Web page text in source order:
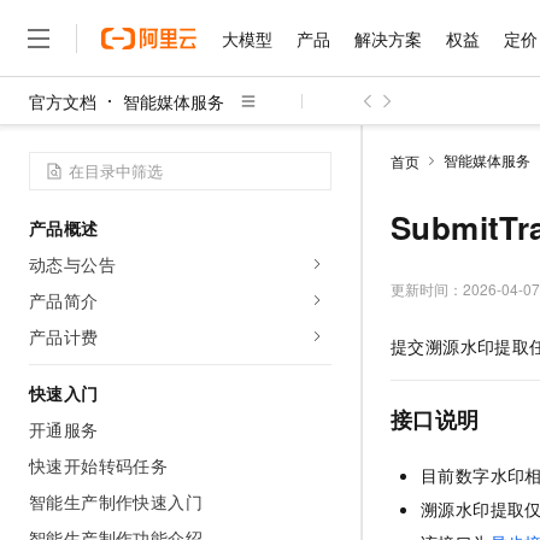
大模型 产品 解决方案 权益 定价
官方文档 智能媒体服务
产品概述
动态与公告
产品简介
产品计费
快速入门
开通服务
快速开始转码任务
智能生产制作快速入门
首页 智能媒体服务
更新时间： 2026-04-
提交溯源水印提取
接口说明
目前数字水印
溯源水印提取
大模型
千问AI平台
能看、能想、能动手的多
Qwen3-VL-Plus
产品
精选产品
容器
存储
网络与CDN
精选产品
多元化、高性能、安全可
无影云电脑
随时随地安全接入的云上
云解析DNS
云原生大数据计算服务
面向分析的企业级SaaS
解决方案
精选解决方案
大数据
现代化应用
安全
精选解决方案
Hermes Agent，打造自
自主进化，持久记忆，越
快速拥有专属 OpenClaw
权益 普惠上云
推荐新用户得奖励，单订
云工开物
高校专属算力普惠，学生
免费试用
解决方案免费试用 新老
最高领取价值200元试用
定价 产品定价
了解云产品的定价详情
云上成本管理
管理和优化成本
云市场 精选商城
多端小程序
观测云
Tuya 物联网平台阿里云
电子合同
伙伴 成为销售伙伴
咨询伙伴
销售伙伴合作计划
无影生态合作计划
Consulting Partner 合作
服务 售前咨询
自助服务
在线服务
短信专区
了解阿里云 为什么选择阿里云
技术领先
分析师报告
研究报告与白皮书
天池大赛
AI 算法大赛